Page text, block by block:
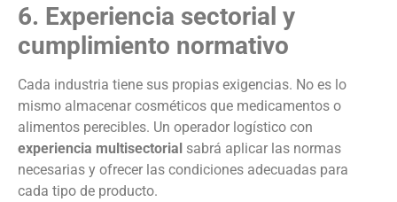
6. Experiencia sectorial y
cumplimiento normativo
Cada industria tiene sus propias exigencias. No es lo
mismo almacenar cosméticos que medicamentos o
alimentos perecibles. Un operador logístico con
experiencia multisectorial sabrá aplicar las normas
necesarias y ofrecer las condiciones adecuadas para
cada tipo de producto.